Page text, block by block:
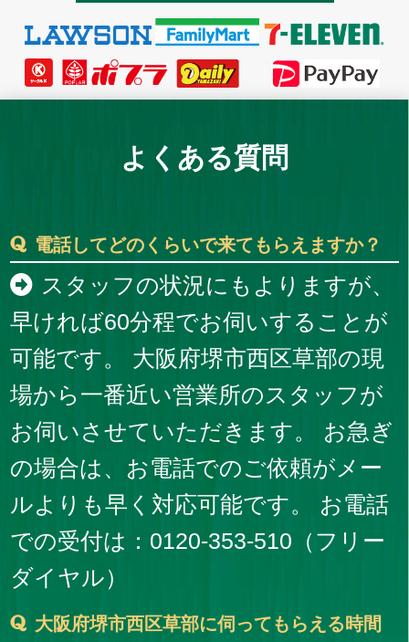
よくある質問
電話してどのくらいで来てもらえますか？
スタッフの状況にもよりますが、
早ければ60分程でお伺いすることが
可能です。 大阪府堺市西区草部の現
場から一番近い営業所のスタッフが
お伺いさせていただきます。 お急ぎ
の場合は、お電話でのご依頼がメー
ルよりも早く対応可能です。 お電話
での受付は：0120-353-510（フリー
ダイヤル）
大阪府堺市西区草部に伺ってもらえる時間